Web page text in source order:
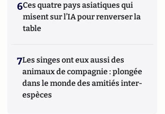
6Ces quatre pays asiatiques qui
misent sur l’IA pour renverser la
table
7Les singes ont eux aussi des
animaux de compagnie : plongée
dans le monde des amitiés inter-
espèces